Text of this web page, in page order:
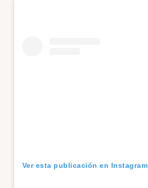
Ver esta publicación en Instagram